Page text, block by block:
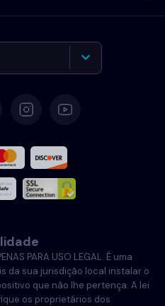
PARA USO LEGAL. É uma
da sua jurisdição local instalar o
que não lhe pertença. A lei
os proprietários dos